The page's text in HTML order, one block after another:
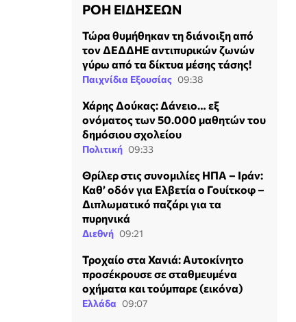
ΡΟΗ ΕΙΔΗΣΕΩΝ
Τώρα θυμήθηκαν τη διάνοιξη από
τον ΔΕΔΔΗΕ αντιπυρικών ζωνών
γύρω από τα δίκτυα μέσης τάσης!
Παιχνίδια Εξουσίας 09:38
Χάρης Δούκας: Δάνειο… εξ
ονόματος των 50.000 μαθητών του
δημόσιου σχολείου
Πολιτική 09:33
Θρίλερ στις συνομιλίες ΗΠΑ – Ιράν:
Καθ’ οδόν για Ελβετία ο Γουίτκοφ –
Διπλωματικό παζάρι για τα
πυρηνικά
Διεθνή 09:21
Τροχαίο στα Χανιά: Αυτοκίνητο
προσέκρουσε σε σταθμευμένα
οχήματα και τούμπαρε (εικόνα)
Ελλάδα 09:07